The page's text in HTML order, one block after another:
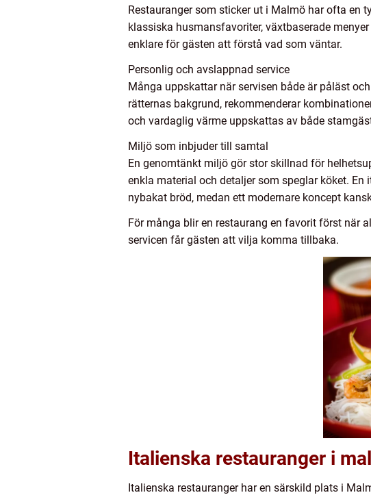
Restauranger som sticker ut i Malmö har ofta en
klassiska husmansfavoriter, växtbaserade
enklare för gästen att förstå vad som väntar.
Personlig och avslappnad service
Många uppskattar när servisen både är påläst
rätternas bakgrund, rekommenderar
och vardaglig värme uppskattas av både
Miljö som inbjuder till samtal
En genomtänkt miljö gör stor skillnad för
enkla material och detaljer som speglar köket.
nybakat bröd, medan ett modernare koncept
För många blir en restaurang en favorit först när
servicen får gästen att vilja komma tillbaka.
Italienska restauranger i
Italienska restauranger har en särskild plats i